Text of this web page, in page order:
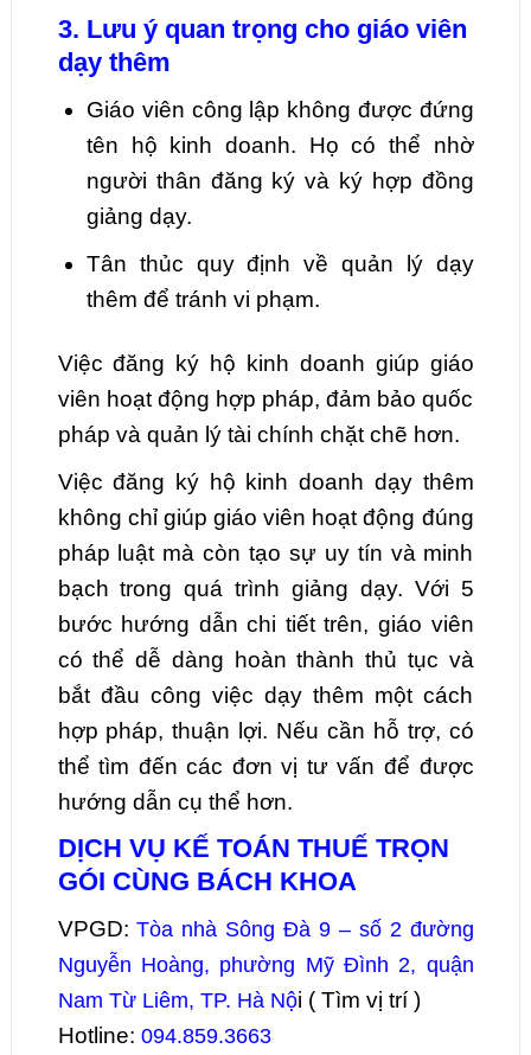
3. Lưu ý quan trọng cho giáo viên
dạy thêm
Giáo viên công lập không được đứng
tên hộ kinh doanh. Họ có thể nhờ
người thân đăng ký và ký hợp đồng
giảng dạy.
Tân thủc quy định về quản lý dạy
thêm để tránh vi phạm.
Việc đăng ký hộ kinh doanh giúp giáo
viên hoạt động hợp pháp, đảm bảo quốc
pháp và quản lý tài chính chặt chẽ hơn.
Việc đăng ký hộ kinh doanh dạy thêm
không chỉ giúp giáo viên hoạt động đúng
pháp luật mà còn tạo sự uy tín và minh
bạch trong quá trình giảng dạy. Với 5
bước hướng dẫn chi tiết trên, giáo viên
có thể dễ dàng hoàn thành thủ tục và
bắt đầu công việc dạy thêm một cách
hợp pháp, thuận lợi. Nếu cần hỗ trợ, có
thể tìm đến các đơn vị tư vấn để được
hướng dẫn cụ thể hơn.
DỊCH VỤ KẾ TOÁN THUẾ TRỌN
GÓI CÙNG BÁCH KHOA
VPGD:Tòa nhà Sông Đà 9 – số 2 đường
Nguyễn Hoàng, phường Mỹ Đình 2, quận
Nam Từ Liêm, TP. Hà Nội ( Tìm vị trí )
Hotline: 094.859.3663